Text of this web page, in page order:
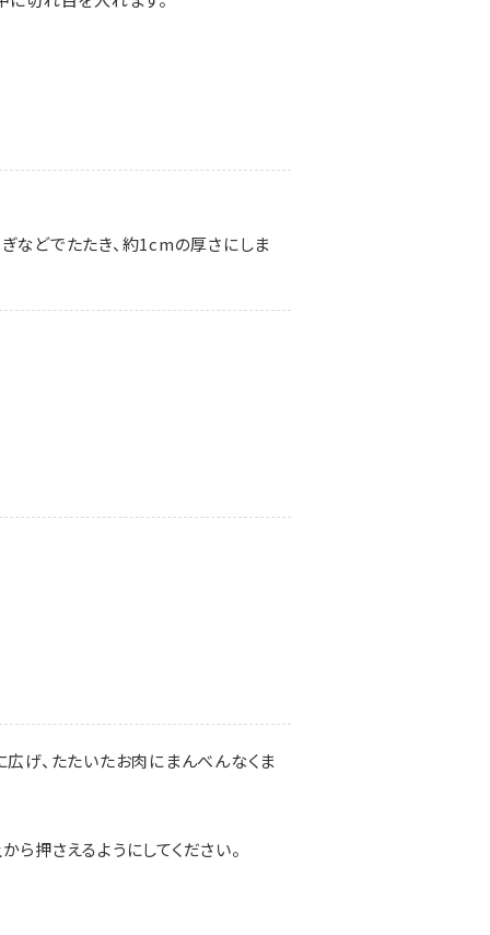
などでたたき、約1cmの厚さにしま
広げ、たたいたお肉にまんべんなくま
ら押さえるようにしてください。